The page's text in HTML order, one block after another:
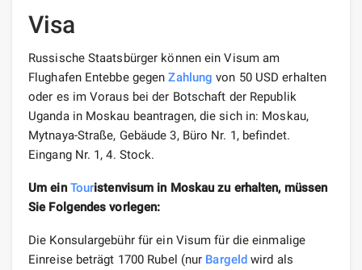
Visa
Russische Staatsbürger können ein Visum am
Flughafen Entebbe gegenZahlung von 50 USD erhalten
oder es im Voraus bei der Botschaft der Republik
Uganda in Moskau beantragen, die sich in: Moskau,
Mytnaya-Straße, Gebäude 3, Büro Nr. 1, befindet.
Eingang Nr. 1, 4. Stock.
Um ein Touristenvisum in Moskau zu erhalten, müssen
Sie Folgendes vorlegen:
Die Konsulargebühr für ein Visum für die einmalige
Einreise beträgt 1700 Rubel (nur Bargeld wird als